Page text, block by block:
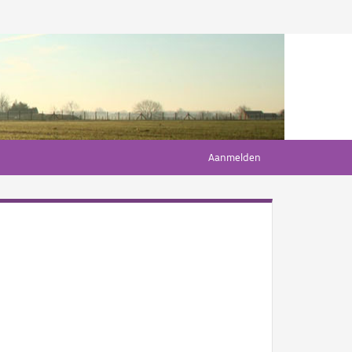
Aanmelden